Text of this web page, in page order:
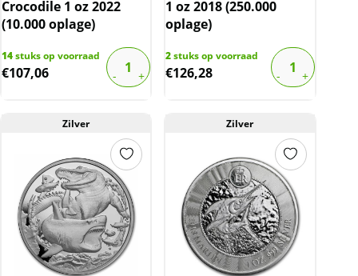
Crocodile 1 oz 2022
(10.000 oplage)
14stuks op voorraad
€107,06
1 oz 2018 (250.000
oplage)
2stuks op voorraad
€126,28
Zilver Zilver